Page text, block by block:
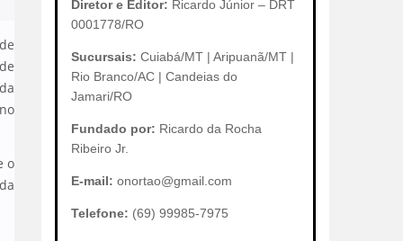
o
Diretor e Editor: Ricardo Júnior – DRT
0001778/RO
Sucursais: Cuiabá/MT | Aripuanã/MT |
Rio Branco/AC | Candeias do
Jamari/RO
Fundado por: Ricardo da Rocha
Ribeiro Jr.
E-mail: onortao@gmail.com
Telefone: (69) 99985-7975